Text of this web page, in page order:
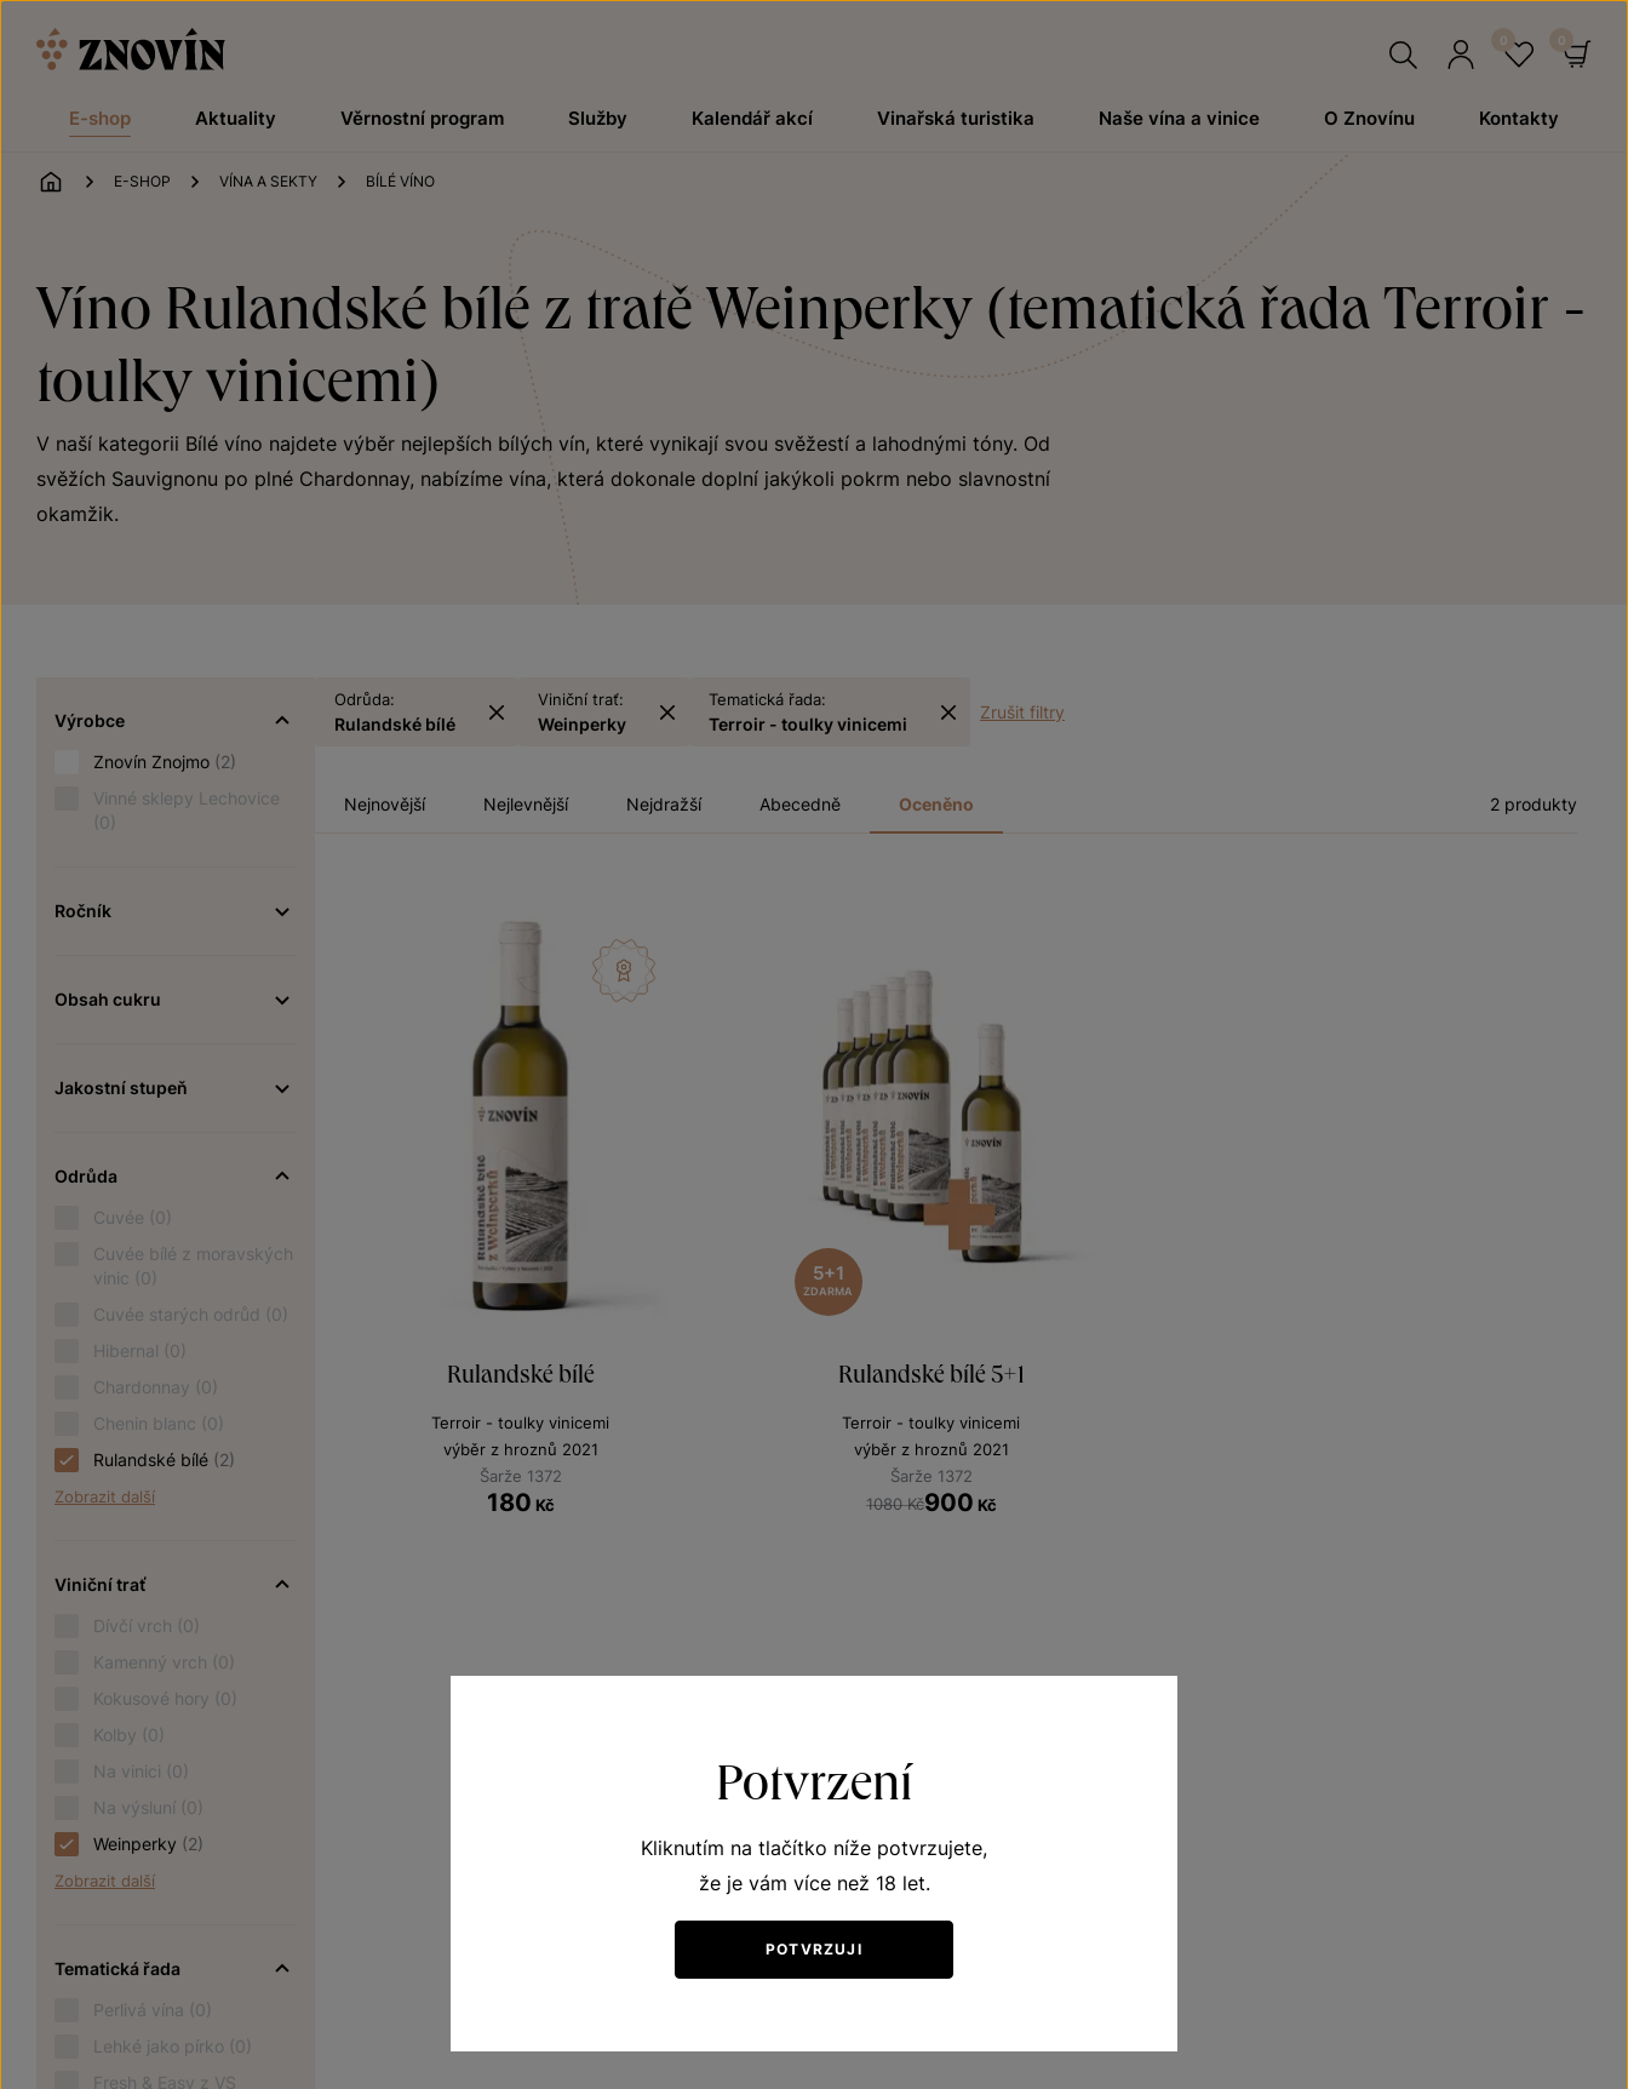
E-shop Aktuality Věrnostní program Služby Kalendář akcí Vinařská turistika Naše vína a vinice O Znovínu Kontakty
ÚVOD
E-SHOP VÍNA A SEKTY BÍLÉ VÍNO
Víno Rulandské bílé z tratě Weinperky (tematická řada Terroir -
toulky vinicemi)
V naší kategorii Bílé víno najdete výběr nejlepších bílých vín, které vynikají svou svěžestí a lahodnými tóny. Od
svěžích Sauvignonu po plné Chardonnay, nabízíme vína, která dokonale doplní jakýkoli pokrm nebo slavnostní
okamžik.
Výrobce
Znovín Znojmo (2)
Vinné sklepy Lechovice
(0)
Ročník
Obsah cukru
Jakostní stupeň
Odrůda
Cuvée (0)
Cuvée bílé z moravských
vinic (0)
Cuvée starých odrůd (0)
Hibernal (0)
Chardonnay (0)
Chenin blanc (0)
Rulandské bílé (2)
Zobrazit další
Viniční trať
Dívčí vrch (0)
Kamenný vrch (0)
Kokusové hory (0)
Kolby (0)
Na vinici (0)
Na výsluní (0)
Weinperky (2)
Zobrazit další
Tematická řada
Perlivá vína (0)
Lehké jako pírko (0)
Fresh & Easy z VS
Odrůda:
Rulandské bílé
Viniční trať:
Weinperky
Tematická řada:
Terroir - toulky vinicemi
Zrušit filtry
Nejnovější Nejlevnější Nejdražší Abecedně Oceněno 2 produkty
Rulandské bílé
Terroir - toulky vinicemi
výběr z hroznů 2021
Šarže 1372
180 Kč
5+1
ZDARMA
Rulandské bílé 5+1
Terroir - toulky vinicemi
výběr z hroznů 2021
Šarže 1372
1080 Kč900 Kč
Potvrzení
Kliknutím na tlačítko níže potvrzujete,
že je vám více než 18 let.
POTVRZUJI